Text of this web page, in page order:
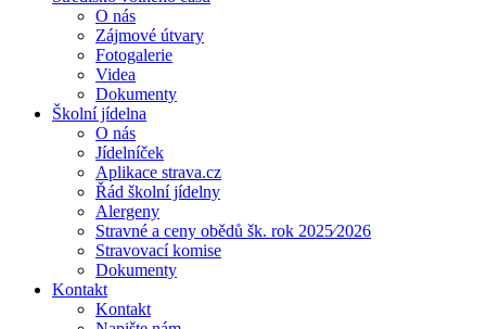
O nás
Zájmové útvary
Fotogalerie
Videa
Dokumenty
Školní jídelna
O nás
Jídelníček
Aplikace strava.cz
Řád školní jídelny
Alergeny
Stravné a ceny obědů šk. rok 2025⁄2026
Stravovací komise
Dokumenty
Kontakt
Kontakt